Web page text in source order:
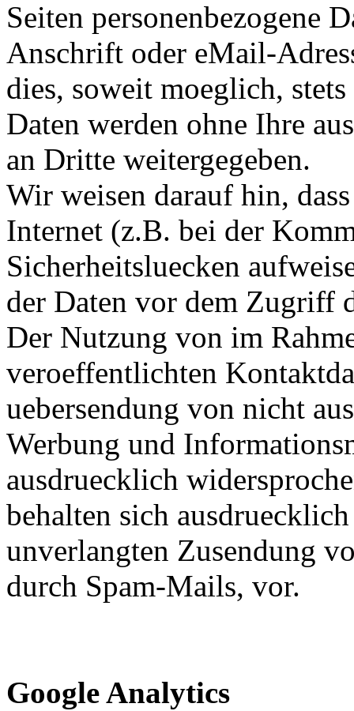
Seiten personenbezogene
Anschrift oder eMail-
dies, soweit moeglich,
Daten werden ohne Ihre
an Dritte weitergegeben.
Wir weisen darauf hin,
Internet (z.B. bei der
Sicherheitsluecken
der Daten vor dem Zugriff
Der Nutzung von im
veroeffentlichten
uebersendung von nicht
Werbung und
ausdruecklich
behalten sich
unverlangten Zusendung
durch Spam-Mails, vor.
Google Analytics